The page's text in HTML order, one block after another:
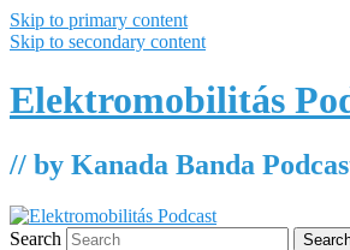
Skip to primary content
Skip to secondary content
Elektromobilitás
// by Kanada Banda
Search